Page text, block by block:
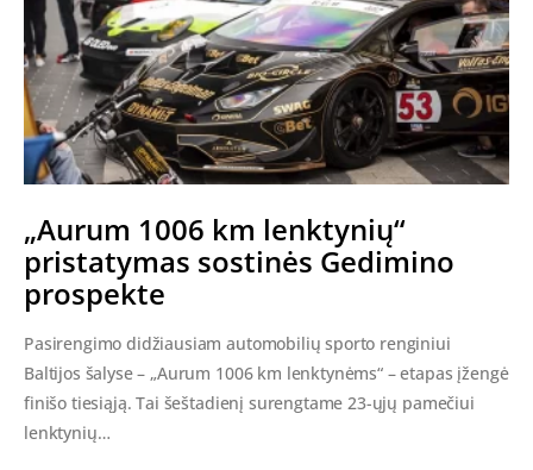
„Aurum 1006 km lenktynių“
pristatymas sostinės Gedimino
prospekte
Pasirengimo didžiausiam automobilių sporto renginiui
Baltijos šalyse – „Aurum 1006 km lenktynėms“ – etapas įžengė
finišo tiesiąją. Tai šeštadienį surengtame 23-ųjų pamečiui
lenktynių…